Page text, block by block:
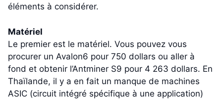
éléments à considérer.
Matériel
Le premier est le matériel. Vous pouvez vous
procurer un Avalon6 pour 750 dollars ou aller à
fond et obtenir l’Antminer S9 pour 4 263 dollars. En
Thaïlande, il y a en fait un manque de machines
ASIC (circuit intégré spécifique à une application)